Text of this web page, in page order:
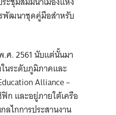
พัฒนาชุดคู่มือสำหรับ
ศ. 2561 นับแต่นั้นมา
นระดับภูมิภาคและ
Alliance –
ก และอยู่ภายใต้เครือ
ลไกการประสานงาน